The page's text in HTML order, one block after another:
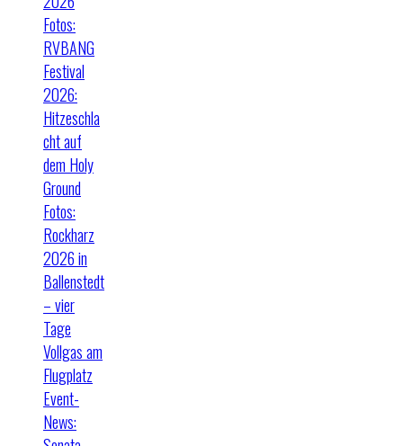
Fotos:
RVBANG
Festival
2026:
Hitzeschla
cht auf
dem Holy
Ground
Fotos:
Rockharz
2026 in
Ballenstedt
– vier
Tage
Vollgas am
Flugplatz
Event-
News: